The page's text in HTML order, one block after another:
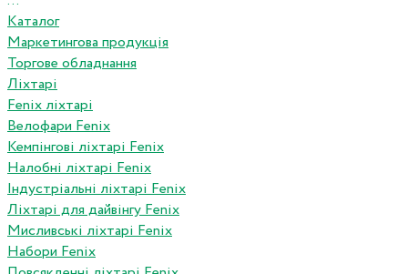
Каталог
Маркетингова продукція
Торгове обладнання
Ліхтарі
Fenix ліхтарі
Велофари Fenix
Кемпінгові ліхтарі Fenix
Налобні ліхтарі Fenix
Індустріальні ліхтарі Fenix
Ліхтарі для дайвінгу Fenix
Мисливські ліхтарі Fenix
Набори Fenix